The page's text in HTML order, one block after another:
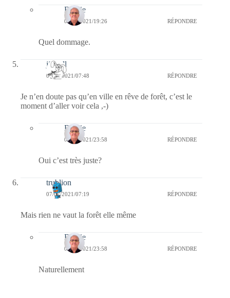
Bernie
07/07/2021/19:26 RÉPONDRE
Quel dommage.
jill bill
07/07/2021/07:48 RÉPONDRE
Je n’en doute pas qu’en ville en rêve de forêt, c’est le
moment d’aller voir cela ,-)
Bernie
07/07/2021/23:58 RÉPONDRE
Oui c’est très juste?
trublion
07/07/2021/07:19 RÉPONDRE
Mais rien ne vaut la forêt elle même
Bernie
07/07/2021/23:58 RÉPONDRE
Naturellement